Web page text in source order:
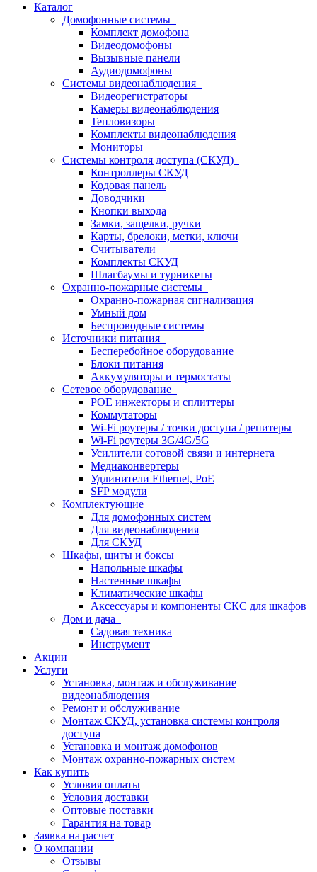
Каталог
Домофонные системы
Комплект домофона
Видеодомофоны
Вызывные панели
Аудиодомофоны
Системы видеонаблюдения
Видеорегистраторы
Камеры видеонаблюдения
Тепловизоры
Комплекты видеонаблюдения
Мониторы
Системы контроля доступа (СКУД)
Контроллеры СКУД
Кодовая панель
Доводчики
Кнопки выхода
Замки, защелки, ручки
Карты, брелоки, метки, ключи
Считыватели
Комплекты СКУД
Шлагбаумы и турникеты
Охранно-пожарные системы
Охранно-пожарная сигнализация
Умный дом
Беспроводные системы
Источники питания
Бесперебойное оборудование
Блоки питания
Аккумуляторы и термостаты
Сетевое оборудование
POE инжекторы и сплиттеры
Коммутаторы
Wi-Fi роутеры / точки доступа / репитеры
Wi-Fi роутеры 3G/4G/5G
Усилители сотовой связи и интернета
Медиаконвертеры
Удлинители Ethernet, PoE
SFP модули
Комплектующие
Для домофонных систем
Для видеонаблюдения
Для СКУД
Шкафы, щиты и боксы
Напольные шкафы
Настенные шкафы
Климатические шкафы
Аксессуары и компоненты СКС для шкафов
Дом и дача
Садовая техника
Инструмент
Акции
Услуги
Установка, монтаж и обслуживание
видеонаблюдения
Ремонт и обслуживание
Монтаж СКУД, установка системы контроля
доступа
Установка и монтаж домофонов
Монтаж охранно-пожарных систем
Как купить
Условия оплаты
Условия доставки
Оптовые поставки
Гарантия на товар
Заявка на расчет
О компании
Отзывы